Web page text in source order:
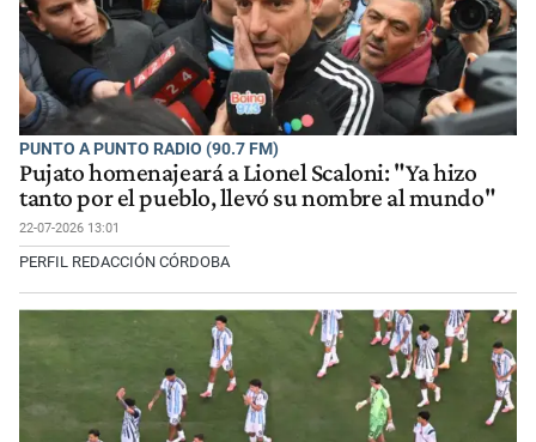
PUNTO A PUNTO RADIO (90.7 FM)
Pujato homenajeará a Lionel Scaloni: "Ya hizo
tanto por el pueblo, llevó su nombre al mundo"
22-07-2026 13:01
PERFIL REDACCIÓN CÓRDOBA